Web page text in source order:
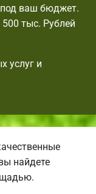
ваш бюджет.
тыс. Рублей
услуг и
найдете